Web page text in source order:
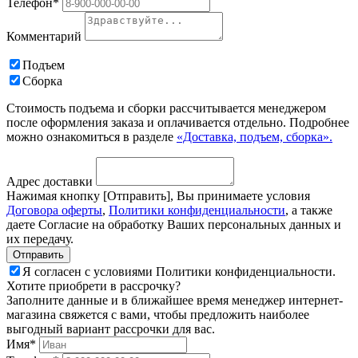
Телефон*
Комментарий
Подъем
Сборка
Стоимость подъема и сборки рассчитывается менеджером
после оформления заказа и оплачивается отдельно. Подробнее
можно ознакомиться в разделе «Доставка, подъем, сборка».
Адрес доставки
Нажимая кнопку [Отправить], Вы принимаете условия
Договора оферты, Политики конфиденциальности, а также
даете Согласие на обработку Ваших персональных данных и
их передачу.
Я согласен с условиями Политики конфиденциальности.
Хотите приобрети в рассрочку?
Заполните данные и в ближайшее время менеджер интернет-
магазина свяжется с вами, чтобы предложить наиболее
выгодный вариант рассрочки для вас.
Имя*